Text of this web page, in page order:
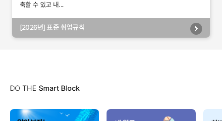
축할 수 있고 내...
[2026년] 표준 취업규칙
DO THE Smart Block